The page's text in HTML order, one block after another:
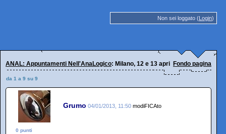
Non sei loggato (Login)
ANAL: Appuntamenti Nell'AnaLogico: Milano, 12 e 13 aprile 2013Fondo pagina
da 1 a 9 su 9
Grumo 04/01/2013, 11:50 modiFICAto
0 punti